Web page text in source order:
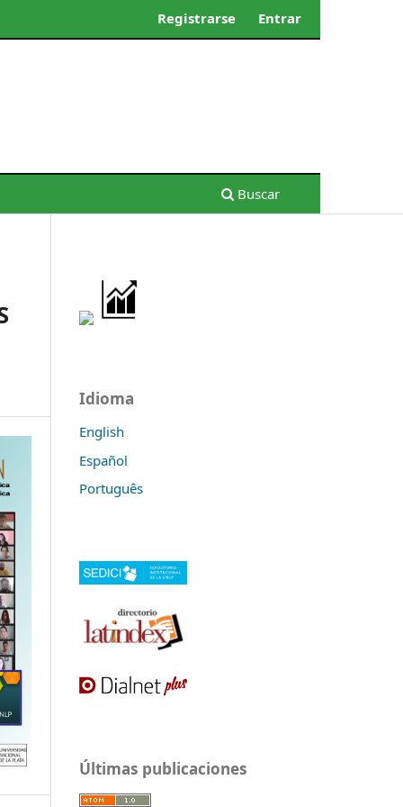
Buscar
Registrarse Entrar
Idioma
English
Español
Português
Últimas publicaciones